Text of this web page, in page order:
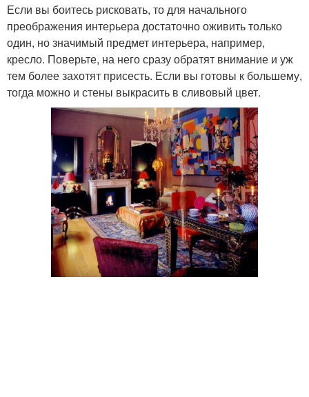
Если вы боитесь рисковать, то для начального
преображения интерьера достаточно оживить только
один, но значимый предмет интерьера, например,
кресло. Поверьте, на него сразу обратят внимание и уж
тем более захотят присесть. Если вы готовы к большему,
тогда можно и стены выкрасить в сливовый цвет.